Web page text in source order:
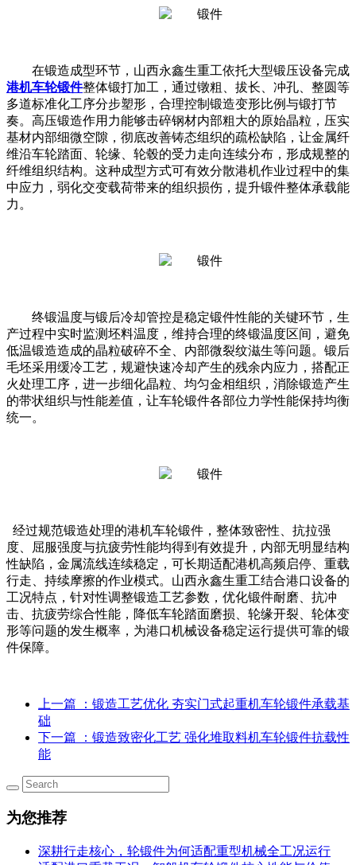
在锻造成型环节，山西永鑫生重工依托大型锻压设备完成
港机车轮锻件整体锻打加工，通过镦粗、拔长、冲孔、整圆等
多道标准化工序分步塑形，合理控制锻造变形比例与锻打节
奏。高压锻造作用力能够击碎钢材内部粗大的原始晶粒，压实
基材内部细微空隙，彻底改善铸态组织的疏松缺陷，让金属纤
维沿车轮踏面、轮缘、轮毂的受力走向连续分布，形成规整的
纤维组织结构。这种成型方式可有效分散港机作业过程中的集
中应力，弱化交变载荷带来的组织损伤，提升锻件整体承载能
力。
终锻温度与锻后冷却管控是稳定锻件性能的关键环节，生
产过程中实时监测坯料温度，维持合理的终锻温度区间，避免
低温锻造造成的晶粒破碎不全、内部微裂纹滋生等问题。锻后
毛坯采用缓冷工艺，规避快速冷却产生的残余内应力，搭配正
火处理工序，进一步细化晶粒、均匀金相组织，消除锻造产生
的带状组织与性能差值，让车轮锻件各部位力学性能保持均衡
统一。
经过规范锻造处理的港机车轮锻件，整体致密性、抗拉强
度、屈服强度与抗疲劳性能均得到有效提升，内部无明显结构
性缺陷，金属流线连续稳定，可长期适配港机高频启停、重载
行走、持续摩擦的作业模式。山西永鑫生重工结合港口设备的
工况特点，针对性调整锻造工艺参数，优化锻件耐磨、抗冲
击、抗疲劳综合性能，降低车轮踏面磨损、轮缘开裂、轮体变
形等问题的发生概率，为港口机械设备稳定运行提供可靠的锻
件保障。
上一篇
：锻造工艺优化 夯实门式起重机车轮锻件承载基
础
下一篇
：锻造致密化工艺 强化堆取料机车轮锻件抗载性
能
为您推荐
深耕行走核心，轮锻件为何适配重型机械全工况运行